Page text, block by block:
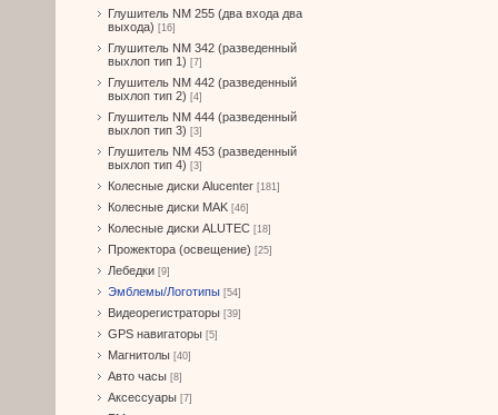
Глушитель NM 255 (два входа два
выхода) [16]
Глушитель NM 342 (разведенный
выхлоп тип 1) [7]
Глушитель NM 442 (разведенный
выхлоп тип 2) [4]
Глушитель NM 444 (разведенный
выхлоп тип 3) [3]
Глушитель NM 453 (разведенный
выхлоп тип 4) [3]
Колесные диски Alucenter [181]
Колесные диски MAK [46]
Колесные диски ALUTEC [18]
Прожектора (освещение) [25]
Лебедки [9]
Эмблемы/Логотипы [54]
Видеорегистраторы [39]
GPS навигаторы [5]
Магнитолы [40]
Авто часы [8]
Аксессуары [7]